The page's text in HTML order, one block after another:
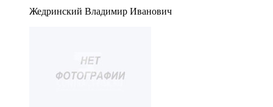
Жедринский Владимир Иванович